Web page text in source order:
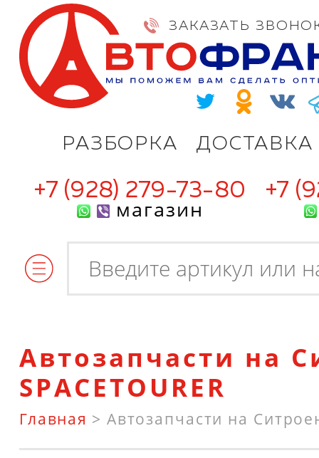
РАЗБОРКА ДОСТАВКА
ЗАКАЗАТЬ
+7 (928) 279-73-80
магазин
+7
Автозапчасти на
SPACETOURER
Главная > Автозапчасти на